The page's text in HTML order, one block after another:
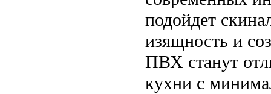
подойдет
изящность и
ПВХ станут
кухни с